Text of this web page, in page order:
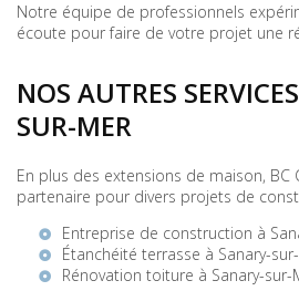
Notre équipe de professionnels
écoute pour faire de votre projet une
NOS AUTRES
SUR-MER
En plus des extensions de maison, BC
partenaire pour divers projets de
Entreprise de construction à
Étanchéité terrasse à Sanary-
Rénovation toiture à Sanary-sur-